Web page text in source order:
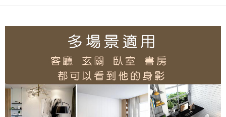
購買商品的店家。未經商家同意取消之訂單仍視為有效，需透過AFTEE先享
※ 交易是否成功請以「AFTEE先享後付 」之結帳頁面顯示為準，若有關於
是否繳費成功／繳費後需取消欲退款等相關疑問，請聯繫「AFTEE先享後付
https://netprotections.freshdesk.com/support/home
【注意事項】
１．透過由恩沛科技股份有限公司提供之「AFTEE先享後付」服務完成之交
易，需依本服務之必要範圍內提供個人資料，並將交易相關給付款項請求債
每筆NT$150，滿NT$2,000(含以上)免運費